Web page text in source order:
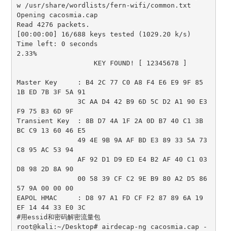
w /usr/share/wordlists/fern-wifi/common.txt
Opening cacosmia.cap
Read 4276 packets.
[00:00:00] 16/688 keys tested (1029.20 k/s)
Time left: 0 seconds
2.33%
Master Key     : B4 2C 77 C0 A8 F4 E6 E9 9F 85
1B ED 7B 3F 5A 91
F9 75 B3 6D 9F
Transient Key  : 8B D7 4A 1F 2A 0D B7 40 C1 3B
BC C9 13 60 46 E5
C8 95 AC 53 94
D8 98 2D 8A 90
57 9A 00 00 00
EAPOL HMAC     : D8 97 A1 FD CF F2 87 89 6A 19
EF 14 44 33 E0 3C
#用essid和密码解密流量包
root@kali:~/Desktop# airdecap-ng cacosmia.cap -